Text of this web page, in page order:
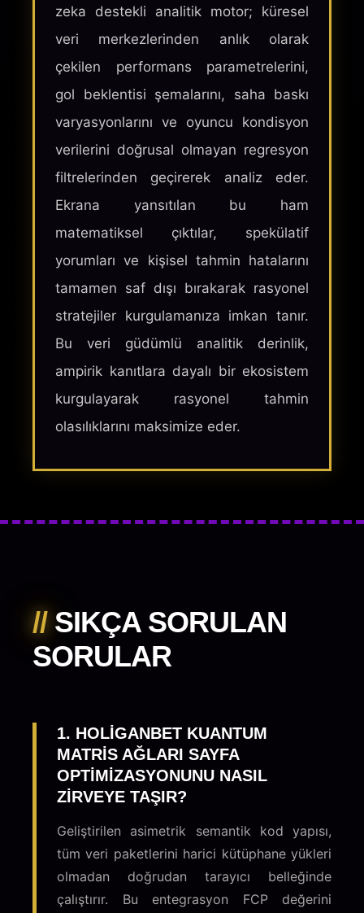
zeka destekli analitik motor; küresel
veri merkezlerinden anlık olarak
çekilen performans parametrelerini,
gol beklentisi şemalarını, saha baskı
varyasyonlarını ve oyuncu kondisyon
verilerini doğrusal olmayan regresyon
filtrelerinden geçirerek analiz eder.
Ekrana yansıtılan bu ham
matematiksel çıktılar, spekülatif
yorumları ve kişisel tahmin hatalarını
tamamen saf dışı bırakarak rasyonel
stratejiler kurgulamanıza imkan tanır.
Bu veri güdümlü analitik derinlik,
ampirik kanıtlara dayalı bir ekosistem
kurgulayarak rasyonel tahmin
olasılıklarını maksimize eder.
//SIKÇA SORULAN
SORULAR
1. HOLIGANBET KUANTUM
MATRIS AĞLARI SAYFA
OPTIMIZASYONUNU NASIL
ZIRVEYE TAŞIR?
Geliştirilen asimetrik semantik kod yapısı,
tüm veri paketlerini harici kütüphane yükleri
olmadan doğrudan tarayıcı belleğinde
çalıştırır. Bu entegrasyon FCP değerini